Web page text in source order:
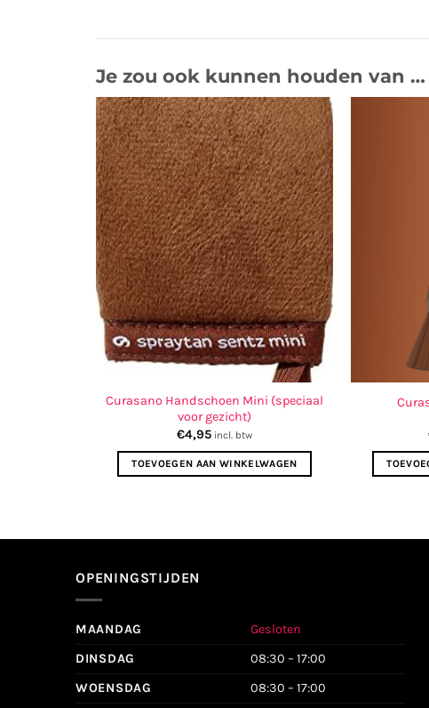
Je zou ook kunnen houden van …
Curasano Handschoen Mini (speciaal
voor gezicht)
€4,95 incl. btw
TOEVOEGEN AAN WINKELWAGEN
OPENINGSTIJDEN
MAANDAG
Gesloten
DINSDAG
08:30 – 17:00
WOENSDAG
08:30 – 17:00